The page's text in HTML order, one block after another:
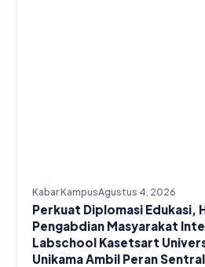
Kabar KampusAgustus 4, 2026
Perkuat Diplomasi Edukasi,
Pengabdian Masyarakat
Labschool Kasetsart
Unikama Ambil Peran